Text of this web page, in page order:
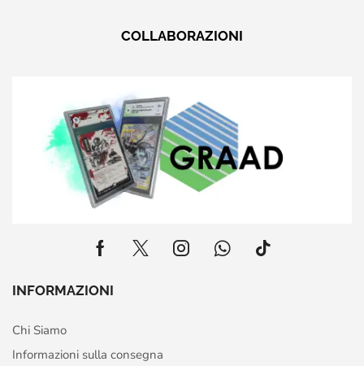
COLLABORAZIONI
INFORMAZIONI
Chi Siamo
Informazioni sulla consegna